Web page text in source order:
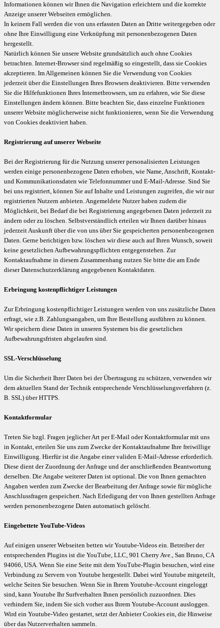
Informationen können wir Ihnen die Navigation erleichtern und die korrekte
Anzeige unserer Webseiten ermöglichen.
In keinem Fall werden die von uns erfassten Daten an Dritte weitergegeben oder
ohne Ihre Einwilligung eine Verknüpfung mit personenbezogenen Daten
hergestellt.
Natürlich können Sie unsere Website grundsätzlich auch ohne Cookies
betrachten. Internet-Browser sind regelmäßig so eingestellt, dass sie Cookies
akzeptieren. Im Allgemeinen können Sie die Verwendung von Cookies
jederzeit über die Einstellungen Ihres Browsers deaktivieren. Bitte verwenden
Sie die Hilfefunktionen Ihres Internetbrowsers, um zu erfahren, wie Sie diese
Einstellungen ändern können. Bitte beachten Sie, dass einzelne Funktionen
unserer Website möglicherweise nicht funktionieren, wenn Sie die Verwendung
von Cookies deaktiviert haben.
Registrierung auf unserer Webseite
Bei der Registrierung für die Nutzung unserer personalisierten Leistungen
werden einige personenbezogene Daten erhoben, wie Name, Anschrift, Kontakt-
und Kommunikationsdaten wie Telefonnummer und E-Mail-Adresse. Sind Sie
bei uns registriert, können Sie auf Inhalte und Leistungen zugreifen, die wir nur
registrierten Nutzern anbieten. Angemeldete Nutzer haben zudem die
Möglichkeit, bei Bedarf die bei Registrierung angegebenen Daten jederzeit zu
ändern oder zu löschen. Selbstverständlich erteilen wir Ihnen darüber hinaus
jederzeit Auskunft über die von uns über Sie gespeicherten personenbezogenen
Daten. Gerne berichtigen bzw. löschen wir diese auch auf Ihren Wunsch, soweit
keine gesetzlichen Aufbewahrungspflichten entgegenstehen. Zur
Kontaktaufnahme in diesem Zusammenhang nutzen Sie bitte die am Ende
dieser Datenschutzerklärung angegebenen Kontaktdaten.
Erbringung kostenpflichtiger Leistungen
Zur Erbringung kostenpflichtiger Leistungen werden von uns zusätzliche Daten
erfragt, wie z.B. Zahlungsangaben, um Ihre Bestellung ausführen zu können.
Wir speichern diese Daten in unseren Systemen bis die gesetzlichen
Aufbewahrungsfristen abgelaufen sind.
SSL-Verschlüsselung
Um die Sicherheit Ihrer Daten bei der Übertragung zu schützen, verwenden wir
dem aktuellen Stand der Technik entsprechende Verschlüsselungsverfahren (z.
B. SSL) über HTTPS.
Kontaktformular
Treten Sie bzgl. Fragen jeglicher Art per E-Mail oder Kontaktformular mit uns
in Kontakt, erteilen Sie uns zum Zwecke der Kontaktaufnahme Ihre freiwillige
Einwilligung. Hierfür ist die Angabe einer validen E-Mail-Adresse erforderlich.
Diese dient der Zuordnung der Anfrage und der anschließenden Beantwortung
derselben. Die Angabe weiterer Daten ist optional. Die von Ihnen gemachten
Angaben werden zum Zwecke der Bearbeitung der Anfrage sowie für mögliche
Anschlussfragen gespeichert. Nach Erledigung der von Ihnen gestellten Anfrage
werden personenbezogene Daten automatisch gelöscht.
Eingebettete YouTube-Videos
Auf einigen unserer Webseiten betten wir Youtube-Videos ein. Betreiber der
entsprechenden Plugins ist die YouTube, LLC, 901 Cherry Ave., San Bruno, CA
94066, USA. Wenn Sie eine Seite mit dem YouTube-Plugin besuchen, wird eine
Verbindung zu Servern von Youtube hergestellt. Dabei wird Youtube mitgeteilt,
welche Seiten Sie besuchen. Wenn Sie in Ihrem Youtube-Account eingeloggt
sind, kann Youtube Ihr Surfverhalten Ihnen persönlich zuzuordnen. Dies
verhindern Sie, indem Sie sich vorher aus Ihrem Youtube-Account ausloggen.
Wird ein Youtube-Video gestartet, setzt der Anbieter Cookies ein, die Hinweise
über das Nutzerverhalten sammeln.